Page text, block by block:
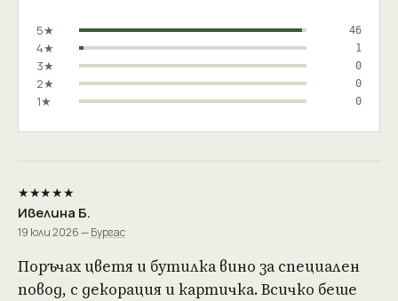
5★ 46
4★ 1
3★ 0
2★ 0
1★ 0
★★★★★
Ивелина Б.
19 юли 2026 —Бургас
Поръчах цветя и бутилка вино за специален
повод, с декорация и картичка. Всичко беше